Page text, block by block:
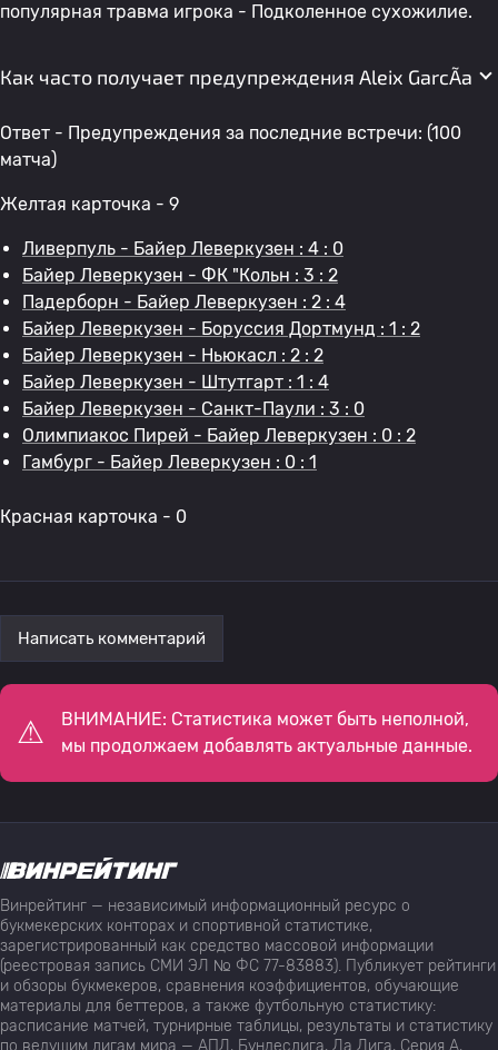
популярная травма игрока - Подколенное сухожилие.
Как часто получает предупреждения Aleix GarcÃ­a
Ответ - Предупреждения за последние встречи: (100
матча)
Желтая карточка - 9
Ливерпуль - Байер Леверкузен : 4 : 0
Байер Леверкузен - ФК "Кольн : 3 : 2
Падерборн - Байер Леверкузен : 2 : 4
Байер Леверкузен - Боруссия Дортмунд : 1 : 2
Байер Леверкузен - Ньюкасл : 2 : 2
Байер Леверкузен - Штутгарт : 1 : 4
Байер Леверкузен - Санкт-Паули : 3 : 0
Олимпиакос Пирей - Байер Леверкузен : 0 : 2
Гамбург - Байер Леверкузен : 0 : 1
Красная карточка - 0
Написать комментарий
ВНИМАНИЕ: Статистика может быть неполной,
мы продолжаем добавлять актуальные данные.
Винрейтинг — независимый информационный ресурс о
букмекерских конторах и спортивной статистике,
зарегистрированный как средство массовой информации
(реестровая запись СМИ ЭЛ № ФС 77-83883). Публикует рейтинги
и обзоры букмекеров, сравнения коэффициентов, обучающие
материалы для беттеров, а также футбольную статистику:
расписание матчей, турнирные таблицы, результаты и статистику
по ведущим лигам мира — АПЛ, Бундеслига, Ла Лига, Серия А,